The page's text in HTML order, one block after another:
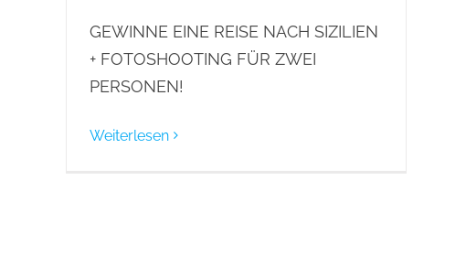
GEWINNE EINE REISE NACH SIZILIEN
+ FOTOSHOOTING FÜR ZWEI
PERSONEN!
Weiterlesen